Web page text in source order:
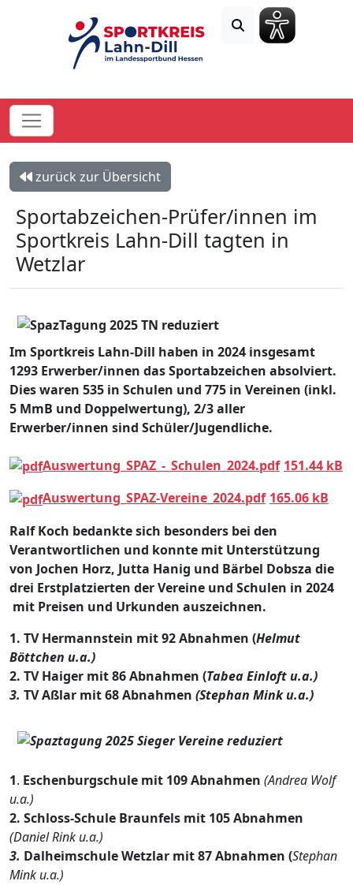
zurück zur Übersicht
Sportabzeichen-Prüfer/innen im
Sportkreis Lahn-Dill tagten in
Wetzlar
Im Sportkreis Lahn-Dill haben in 2024 insgesamt
1293 Erwerber/innen das Sportabzeichen absolviert.
Dies waren 535 in Schulen und 775 in Vereinen (inkl.
5 MmB und Doppelwertung), 2/3 aller
Erwerber/innen sind Schüler/Jugendliche.
Auswertung_SPAZ_-_Schulen_2024.pdf 151.44 kB
Auswertung_SPAZ-Vereine_2024.pdf 165.06 kB
Ralf Koch bedankte sich besonders bei den
Verantwortlichen und konnte mit Unterstützung
von Jochen Horz, Jutta Hanig und Bärbel Dobsza die
drei Erstplatzierten der Vereine und Schulen in 2024
mit Preisen und Urkunden auszeichnen.
1. TV Hermannstein mit 92 Abnahmen (Helmut
Böttchen u.a.)
2. TV Haiger mit 86 Abnahmen (Tabea Einloft u.a.)
3. TV Aßlar mit 68 Abnahmen (Stephan Mink u.a.)
1. Eschenburgschule mit 109 Abnahmen (Andrea Wolf
u.a.)
2. Schloss-Schule Braunfels mit 105 Abnahmen
(Daniel Rink u.a.)
3. Dalheimschule Wetzlar mit 87 Abnahmen (Stephan
Mink u.a.)